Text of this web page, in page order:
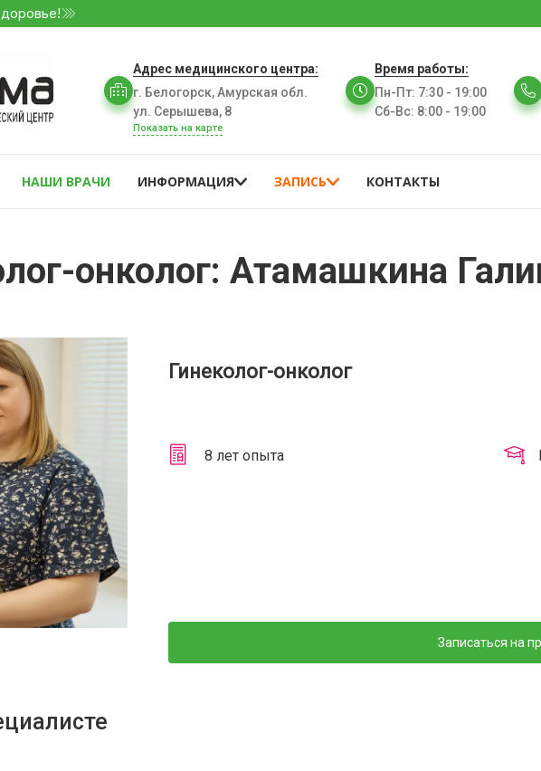
Адрес медицинского центра:
г. Белогорск, Амурская обл.
ул. Серышева, 8
Показать на карте
Время работы:
Пн-Пт: 7:30 - 19:00
Сб-Вс: 8:00 - 19:00
НАШИ ВРАЧИ ИНФОРМАЦИЯ ЗАПИСЬ КОНТАКТЫ
онколог: Атамашкина
Гинеколог-онколог
8 лет опыта
Записаться на